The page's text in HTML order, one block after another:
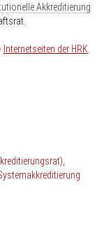
Akkreditierung
Internetseiten der HRK